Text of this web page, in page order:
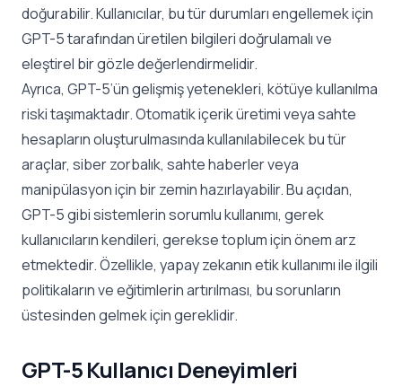
doğurabilir. Kullanıcılar, bu tür durumları engellemek için
GPT-5 tarafından üretilen bilgileri doğrulamalı ve
eleştirel bir gözle değerlendirmelidir.
Ayrıca, GPT-5’ün gelişmiş yetenekleri, kötüye kullanılma
riski taşımaktadır. Otomatik içerik üretimi veya sahte
hesapların oluşturulmasında kullanılabilecek bu tür
araçlar, siber zorbalık, sahte haberler veya
manipülasyon için bir zemin hazırlayabilir. Bu açıdan,
GPT-5 gibi sistemlerin sorumlu kullanımı, gerek
kullanıcıların kendileri, gerekse toplum için önem arz
etmektedir. Özellikle, yapay zekanın etik kullanımı ile ilgili
politikaların ve eğitimlerin artırılması, bu sorunların
üstesinden gelmek için gereklidir.
GPT-5 Kullanıcı Deneyimleri